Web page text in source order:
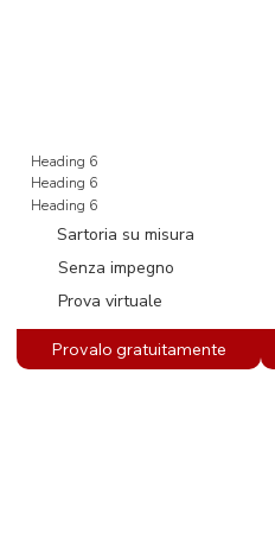
Heading 6
Heading 6
Heading 6
Sartoria su misura
Senza impegno
Prova virtuale